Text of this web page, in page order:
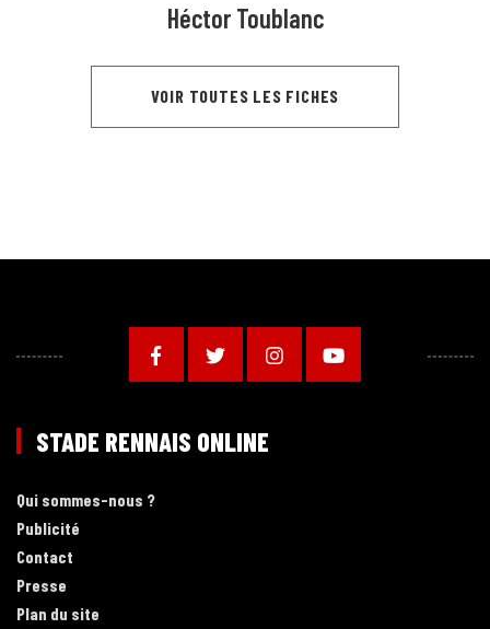
Héctor Toublanc
VOIR TOUTES LES FICHES
STADE RENNAIS ONLINE
Qui sommes-nous ?
Publicité
Contact
Presse
Plan du site